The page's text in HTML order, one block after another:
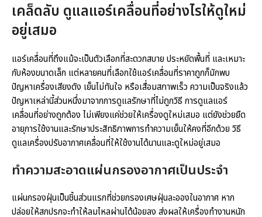
เคล็ดลับ ดูแลแอร์เคลื่อนที่อย่างไรให้ดูใหม่
อยู่เสมอ
แอร์เคลื่อนที่ถึงแม้จะเป็นตัวเลือกที่สะดวกสบาย ประหยัดพื้นที่ และเหมาะ
กับห้องขนาดเล็ก แต่หลายคนที่เลือกใช้แอร์เคลื่อนที่ราคาถูกก็มักพบ
ปัญหาเครื่องเสียงดัง เย็นไม่ทันใจ หรือเสื่อมสภาพเร็ว ความเป็นจริงแล้ว
ปัญหาเหล่านี้ส่วนหนึ่งมาจากการดูแลรักษาที่ไม่ถูกวิธี การดูแลแอร์
เคลื่อนที่อย่างถูกต้อง ไม่เพียงแค่ช่วยให้เครื่องดูใหม่เสมอ แต่ยังช่วยยืด
อายุการใช้งานและรักษาประสิทธิภาพการทำความเย็นให้คงที่อีกด้วย วิธี
ดูแลเครื่องปรับอากาศเคลื่อนที่ให้ใช้งานได้นานและดูใหม่อยู่เสมอ
ทำความสะอาดแผ่นกรองอากาศเป็นประจำ
แผ่นกรองฝุ่นเป็นชิ้นส่วนแรกที่ช่วยกรองเศษฝุ่นละอองในอากาศ หาก
ปล่อยให้สกปรกจะทำให้ลมไหลผ่านได้น้อยลง ส่งผลให้เครื่องทำงานหนัก